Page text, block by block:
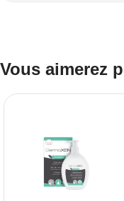
Vous aimerez